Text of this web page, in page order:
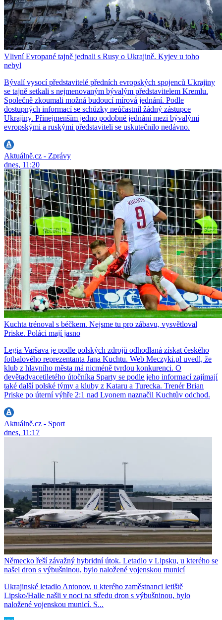
Vlivní Evropané tajně jednali s Rusy o Ukrajině. Kyjev u toho
nebyl
Bývalí vysocí představitelé předních evropských spojenců Ukrajiny
se tajně setkali s nejmenovaným bývalým představitelem Kremlu.
Společně zkoumali možná budoucí mírová jednání. Podle
dostupných informací se schůzky neúčastnil žádný zástupce
Ukrajiny. Přinejmenším jedno podobné jednání mezi bývalými
evropskými a ruskými představiteli se uskutečnilo nedávno.
Aktuálně.cz - Zprávy
dnes, 11:20
Kuchta trénoval s béčkem. Nejsme tu pro zábavu, vysvětloval
Priske. Poláci mají jasno
Legia Varšava je podle polských zdrojů odhodlaná získat českého
fotbalového reprezentanta Jana Kuchtu. Web Meczyki.pl uvedl, že
klub z hlavního města má nicméně tvrdou konkurenci. O
devětadvacetiletého útočníka Sparty se podle jeho informací zajímají
také další polské týmy a kluby z Kataru a Turecka. Trenér Brian
Priske po úterní výhře 2:1 nad Lyonem naznačil Kuchtův odchod.
Aktuálně.cz - Sport
dnes, 11:17
Německo řeší závažný hybridní útok. Letadlo v Lipsku, u kterého se
našel dron s výbušninou, bylo naložené vojenskou municí
Ukrajinské letadlo Antonov, u kterého zaměstnanci letiště
Lipsko/Halle našli v noci na středu dron s výbušninou, bylo
naložené vojenskou municí. S...